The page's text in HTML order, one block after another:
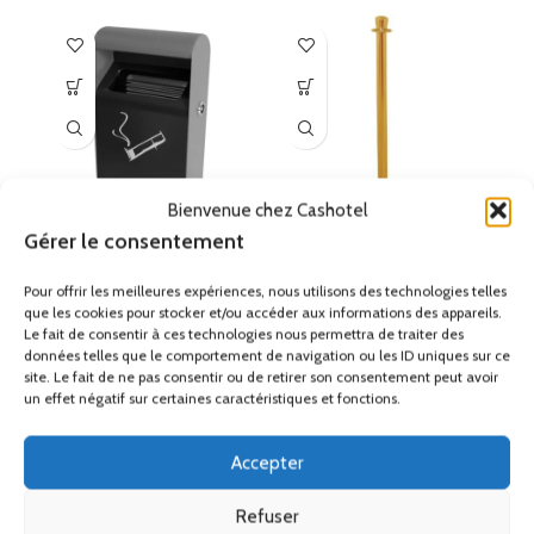
Bienvenue chez Cashotel
Gérer le consentement
Pour offrir les meilleures expériences, nous utilisons des technologies telles
que les cookies pour stocker et/ou accéder aux informations des appareils.
Le fait de consentir à ces technologies nous permettra de traiter des
données telles que le comportement de navigation ou les ID uniques sur ce
site. Le fait de ne pas consentir ou de retirer son consentement peut avoir
un effet négatif sur certaines caractéristiques et fonctions.
Accepter
Refuser
Cendrier mural en acier
Réception, Cendriers
poubelles
61.00€ HT
Cendrier mural design 1,5L
Cendrier mural verroullable.
plate
Réception ,Barrières et
poteaux d’accueil
107.10€ HT
Poteau d'accueil en acier